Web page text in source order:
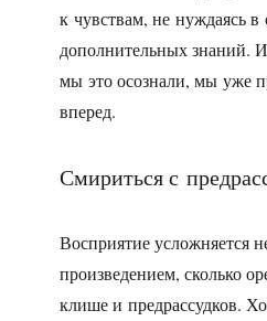
к чувствам, не нуждаясь
дополнительных знаний.
мы это осознали, мы уже
вперед.
Смириться с
Восприятие усложняется
произведением, сколько
клише и предрассудков.